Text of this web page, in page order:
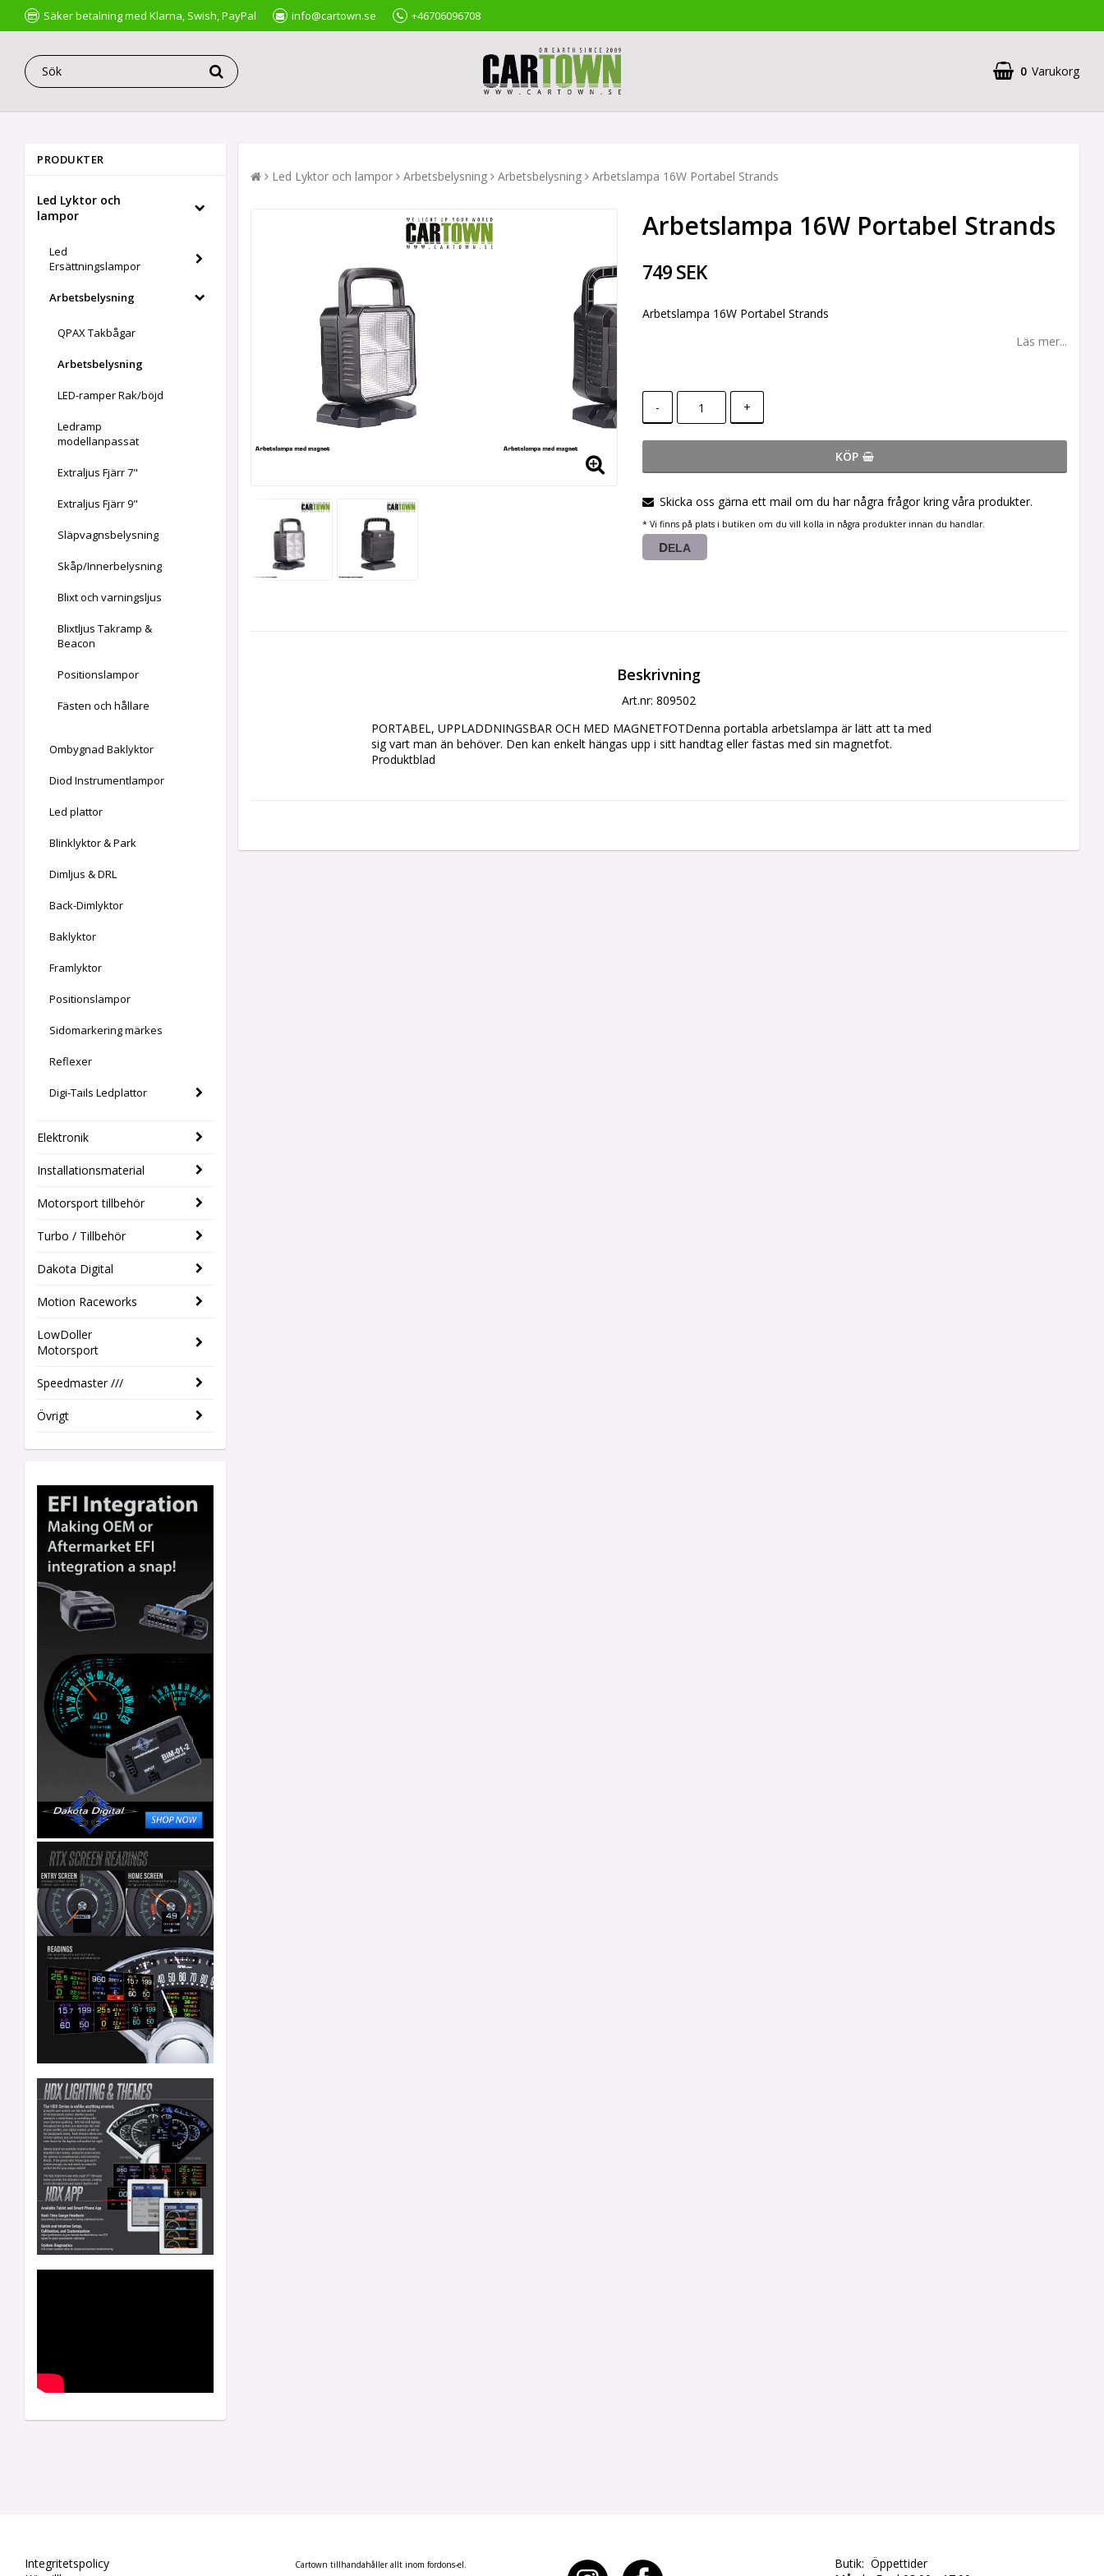
Säker betalning med Klarna, Swish, PayPal info@cartown.se +46706096708
0 Varukorg
PRODUKTER
Led Lyktor och
lampor
Led
Ersättningslampor
Arbetsbelysning
QPAX Takbågar
Arbetsbelysning
LED-ramper Rak/böjd
Ledramp
modellanpassat
Extraljus Fjärr 7"
Extraljus Fjärr 9"
Släpvagnsbelysning
Skåp/Innerbelysning
Blixt och varningsljus
Blixtljus Takramp &
Beacon
Positionslampor
Fästen och hållare
Ombygnad Baklyktor
Diod Instrumentlampor
Led plattor
Blinklyktor & Park
Dimljus & DRL
Back-Dimlyktor
Baklyktor
Framlyktor
Positionslampor
Sidomarkering märkes
Reflexer
Digi-Tails Ledplattor
Elektronik
Installationsmaterial
Motorsport tillbehör
Turbo / Tillbehör
Dakota Digital
Motion Raceworks
LowDoller
Motorsport
Speedmaster ///
Övrigt
Led Lyktor och lampor Arbetsbelysning Arbetsbelysning Arbetslampa 16W Portabel Strands
Arbetslampa 16W Portabel Strands
749 SEK
Arbetslampa 16W Portabel Strands
Läs mer...
- +
KÖP
Skicka oss gärna ett mail om du har några frågor kring våra produkter.
* Vi finns på plats i butiken om du vill kolla in några produkter innan du handlar.
DELA
Beskrivning
Art.nr: 809502
PORTABEL, UPPLADDNINGSBAR OCH MED MAGNETFOTDenna portabla arbetslampa är lätt att ta med
sig vart man än behöver. Den kan enkelt hängas upp i sitt handtag eller fästas med sin magnetfot.
Produktblad
Integritetspolicy
Cartown tillhandahåller allt inom fordons-el.
Butik: Öppettider